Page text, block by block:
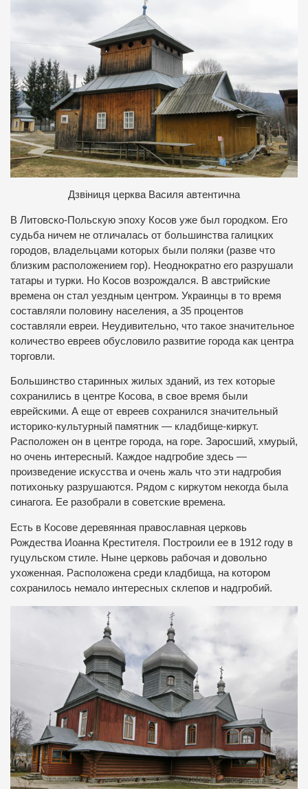
Дзвіниця церква Василя автентична
В Литовско-Польскую эпоху Косов уже был городком. Его
судьба ничем не отличалась от большинства галицких
городов, владельцами которых были поляки (разве что
близким расположением гор). Неоднократно его разрушали
татары и турки. Но Косов возрождался. В австрийские
времена он стал уездным центром. Украинцы в то время
составляли половину населения, а 35 процентов
составляли евреи. Неудивительно, что такое значительное
количество евреев обусловило развитие города как центра
торговли.
Большинство старинных жилых зданий, из тех которые
сохранились в центре Косова, в свое время были
еврейскими. А еще от евреев сохранился значительный
историко-культурный памятник — кладбище-киркут.
Расположен он в центре города, на горе. Заросший, хмурый,
но очень интересный. Каждое надгробие здесь —
произведение искусства и очень жаль что эти надгробия
потихоньку разрушаются. Рядом с киркутом некогда была
синагога. Ее разобрали в советские времена.
Есть в Косове деревянная православная церковь
Рождества Иоанна Крестителя. Построили ее в 1912 году в
гуцульском стиле. Ныне церковь рабочая и довольно
ухоженная. Расположена среди кладбища, на котором
сохранилось немало интересных склепов и надгробий.